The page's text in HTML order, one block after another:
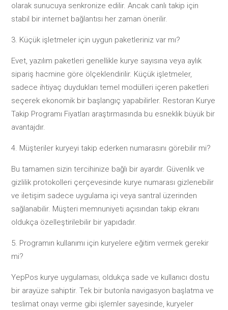
olarak sunucuya senkronize edilir. Ancak canlı takip için
stabil bir internet bağlantısı her zaman önerilir.
Küçük işletmeler için uygun paketleriniz var mı?
Evet, yazılım paketleri genellikle kurye sayısına veya aylık
sipariş hacmine göre ölçeklendirilir. Küçük işletmeler,
sadece ihtiyaç duydukları temel modülleri içeren paketleri
seçerek ekonomik bir başlangıç yapabilirler. Restoran Kurye
Takip Programı Fiyatları araştırmasında bu esneklik büyük bir
avantajdır.
Müşteriler kuryeyi takip ederken numarasını görebilir mi?
Bu tamamen sizin tercihinize bağlı bir ayardır. Güvenlik ve
gizlilik protokolleri çerçevesinde kurye numarası gizlenebilir
ve iletişim sadece uygulama içi veya santral üzerinden
sağlanabilir. Müşteri memnuniyeti açısından takip ekranı
oldukça özelleştirilebilir bir yapıdadır.
Programın kullanımı için kuryelere eğitim vermek gerekir
mi?
YepPos kurye uygulaması, oldukça sade ve kullanıcı dostu
bir arayüze sahiptir. Tek bir butonla navigasyon başlatma ve
teslimat onayı verme gibi işlemler sayesinde, kuryeler